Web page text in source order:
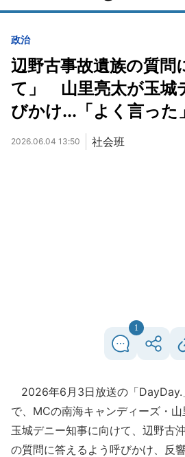
政治
辺野古事故遺族の質問
て」 山里亮太が玉城
びかけ...「よく言った
2026.06.04 13:50 社会班
1
2026年6月3日放送の「DayDay.
で、MCの南海キャンディーズ・
玉城デニー知事に向けて、辺野古
の質問に答えるよう呼びかけ、反